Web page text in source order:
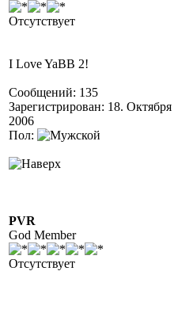
Отсутствует
I Love YaBB 2!
Сообщений: 135
Зарегистрирован: 18. Октября
2006
Пол:
PVR
God Member
Отсутствует